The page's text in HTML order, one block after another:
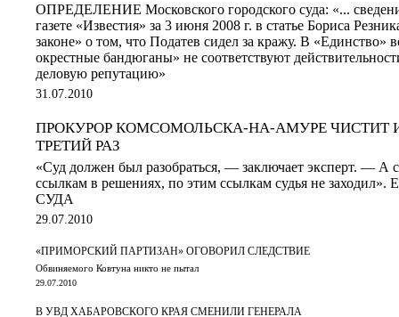
ОПРЕДЕЛЕНИЕ Московского городского суда: «...
газете «Известия» за 3 июня 2008 г. в статье Бориса
законе» о том, что Податев сидел за кражу. В «Единство»
окрестные бандюганы» не соответствуют
деловую репутацию»
31.07.2010
ПРОКУРОР КОМСОМОЛЬСКА-НА-АМУРЕ ЧИСТИТ
ТРЕТИЙ РАЗ
«Cуд должен был разобраться, — заключает эксперт. — А
ссылкам в решениях, по этим ссылкам судья не
СУДА
29.07.2010
«ПРИМОРСКИЙ ПАРТИЗАН» ОГОВОРИЛ СЛЕДСТВИЕ
Обвиняемого Ковтуна никто не пытал
29.07.2010
В УВД ХАБАРОВСКОГО КРАЯ СМЕНИЛИ ГЕНЕРАЛА